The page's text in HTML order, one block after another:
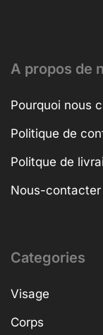
A propos de
Pourquoi nous
Politique de
Politque de
Nous-contacter
Categories
Visage
Corps